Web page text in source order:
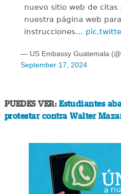
nuevo sitio web de citas
nuestra página web
instrucciones…
— US Embassy Guatemala
September 17, 2024
PUEDES VER:Estudiantes
protestar contra Walter